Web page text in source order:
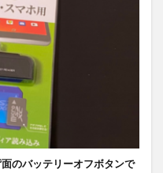
のバッテリーオフボタンで